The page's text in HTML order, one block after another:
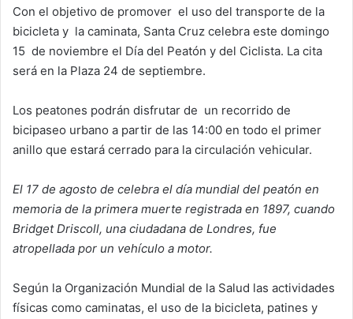
Con el objetivo de promover el uso del transporte de la
bicicleta y la caminata, Santa Cruz celebra este domingo
15 de noviembre el Día del Peatón y del Ciclista. La cita
será en la Plaza 24 de septiembre.
Los peatones podrán disfrutar de un recorrido de
bicipaseo urbano a partir de las 14:00 en todo el primer
anillo que estará cerrado para la circulación vehicular.
El 17 de agosto de celebra el día mundial del peatón en
memoria de la primera muerte registrada en 1897, cuando
Bridget Driscoll, una ciudadana de Londres, fue
atropellada por un vehículo a motor.
Según la Organización Mundial de la Salud las actividades
físicas como caminatas, el uso de la bicicleta, patines y